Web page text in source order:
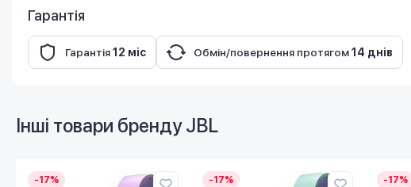
Гарантія
Гарантія12 міс Обмін/повернення протягом14 днів
Інші товари брендуJBL
-17% -17% -17%